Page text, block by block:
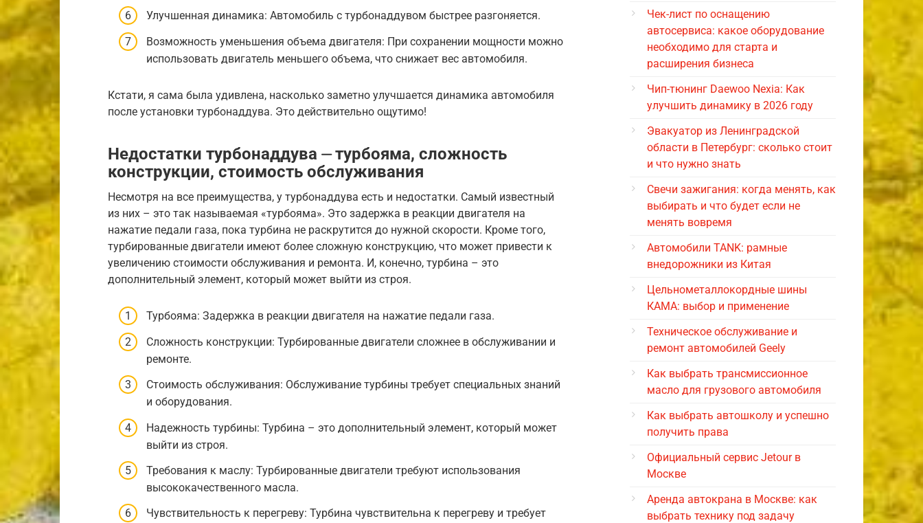
Улучшенная динамика: Автомобиль с турбонаддувом быстрее разгоняется.
Возможность уменьшения объема двигателя: При сохранении мощности можно
использовать двигатель меньшего объема, что снижает вес автомобиля.
Кстати, я сама была удивлена, насколько заметно улучшается динамика автомобиля
после установки турбонаддува. Это действительно ощутимо!
Недостатки турбонаддува ⏤ турбояма, сложность
конструкции, стоимость обслуживания
Несмотря на все преимущества, у турбонаддува есть и недостатки. Самый известный
из них – это так называемая «турбояма». Это задержка в реакции двигателя на
нажатие педали газа, пока турбина не раскрутится до нужной скорости. Кроме того,
турбированные двигатели имеют более сложную конструкцию, что может привести к
увеличению стоимости обслуживания и ремонта. И, конечно, турбина – это
дополнительный элемент, который может выйти из строя.
Турбояма: Задержка в реакции двигателя на нажатие педали газа.
Сложность конструкции: Турбированные двигатели сложнее в обслуживании и
ремонте.
Стоимость обслуживания: Обслуживание турбины требует специальных знаний
и оборудования.
Надежность турбины: Турбина – это дополнительный элемент, который может
выйти из строя.
Требования к маслу: Турбированные двигатели требуют использования
высококачественного масла.
Чувствительность к перегреву: Турбина чувствительна к перегреву и требует
Чек-лист по оснащению
автосервиса: какое оборудование
необходимо для старта и
расширения бизнеса
Чип-тюнинг Daewoo Nexia: Как
улучшить динамику в 2026 году
Эвакуатор из Ленинградской
области в Петербург: сколько стоит
и что нужно знать
Свечи зажигания: когда менять, как
выбирать и что будет если не
менять вовремя
Автомобили TANK: рамные
внедорожники из Китая
Цельнометаллокордные шины
КАМА: выбор и применение
Техническое обслуживание и
ремонт автомобилей Geely
Как выбрать трансмиссионное
масло для грузового автомобиля
Как выбрать автошколу и успешно
получить права
Официальный сервис Jetour в
Москве
Аренда автокрана в Москве: как
выбрать технику под задачу